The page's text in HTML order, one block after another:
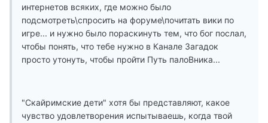
интернетов всяких, где можно было
подсмотреть\спросить на форуме\почитать вики по
игре... и нужно было пораскинуть тем, что бог послал,
чтобы понять, что тебе нужно в Канале Загадок
просто утонуть, чтобы пройти Путь палоВника...
"Скайримские дети" хотя бы представляют, какое
чувство удовлетворения испытываешь, когда твой